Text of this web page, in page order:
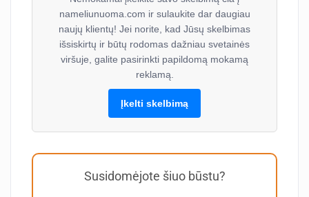
nameliunuoma.com ir sulaukite dar daugiau
naujų klientų! Jei norite, kad Jūsų skelbimas
išsiskirtų ir būtų rodomas dažniau svetainės
viršuje, galite pasirinkti papildomą mokamą
reklamą.
Įkelti skelbimą
Susidomėjote šiuo būstu?